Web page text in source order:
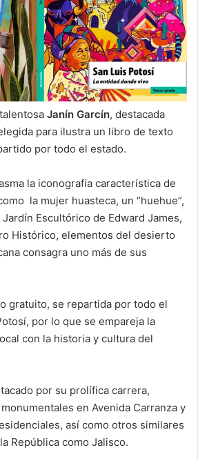
Janín Garcín, destacada
para ilustra un libro de texto
por todo el estado.
la iconografía característica de
la mujer huasteca, un “huehue”,
Escultórico de Edward James,
Histórico, elementos del desierto
consagra uno más de sus
gratuito, se repartida por todo el
por lo que se empareja la
con la historia y cultura del
por su prolífica carrera,
en Avenida Carranza y
así como otros similares
República como Jalisco.